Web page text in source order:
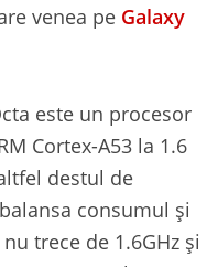
venea pe Galaxy
este un procesor
Cortex-A53 la 1.6
destul de
consumul și
trece de 1.6GHz și